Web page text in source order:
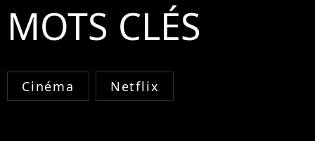
MOTS CLÉS
Cinéma Netflix